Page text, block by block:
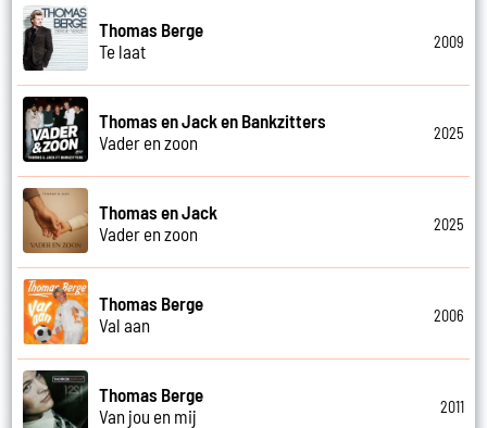
Thomas Berge
Te laat
2009
Thomas en Jack en Bankzitters
Vader en zoon
2025
Thomas en Jack
Vader en zoon
2025
Thomas Berge
Val aan
2006
Thomas Berge
Van jou en mij
2011